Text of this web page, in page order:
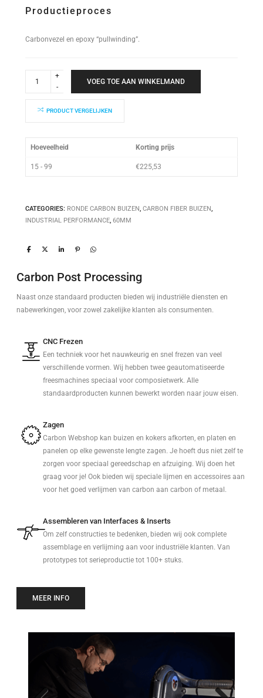
Productieproces
Carbonvezel en epoxy “pullwinding”.
Performance
quantity
VOEG TOE AAN WINKELMAND
PRODUCT VERGELIJKEN
Hoeveelheid Korting prijs
15 - 99 €225,53
CATEGORIES: RONDE CARBON BUIZEN, CARBON FIBER BUIZEN,
INDUSTRIAL PERFORMANCE, 60MM
Carbon Post Processing
Naast onze standaard producten bieden wij industriële diensten en
nabewerkingen, voor zowel zakelijke klanten als consumenten.
CNC Frezen
Een techniek voor het nauwkeurig en snel frezen van veel
verschillende vormen. Wij hebben twee geautomatiseerde
freesmachines speciaal voor composietwerk. Alle
standaardproducten kunnen bewerkt worden naar jouw eisen.
Zagen
Carbon Webshop kan buizen en kokers afkorten, en platen en
panelen op elke gewenste lengte zagen. Je hoeft dus niet zelf te
zorgen voor speciaal gereedschap en afzuiging. Wij doen het
graag voor je! Ook bieden wij speciale lijmen en accessoires aan
voor het goed verlijmen van carbon aan carbon of metaal.
Assembleren van Interfaces & Inserts
Om zelf constructies te bedenken, bieden wij ook complete
assemblage en verlijming aan voor industriële klanten. Van
prototypes tot serieproductie tot 100+ stuks.
MEER INFO